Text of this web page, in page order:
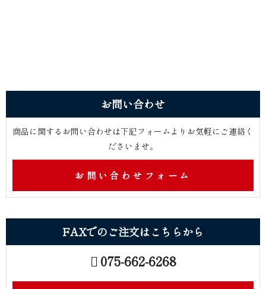
お問 い 合 わ せ
商品に関するお問い合わせは下記フォームよりお気軽にご連絡く
ださ い ま せ 。
お問い合わせフォーム
FAXでのご注文はこ ち ら か ら
075-662-6268